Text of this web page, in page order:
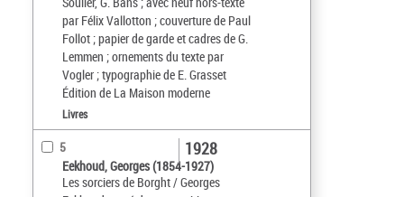
par Félix Vallotton ; couverture de Paul
Follot ; papier de garde et cadres de G.
Lemmen ; ornements du texte par
Vogler ; typographie de E. Grasset
Édition de La Maison moderne
Livres
5
Eekhoud, Georges (1854-1927)
Les sorciers de Borght / Georges
1928